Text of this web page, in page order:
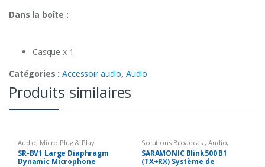
Dans la boîte :
Casque x 1
Catégories :Accessoir audio, Audio
Produits similaires
Audio, Micro Plug & Play
SR-BV1 Large Diaphragm
Dynamic Microphone
Solutions Broadcast,Audio,
Microphone sans fil
SARAMONIC Blink500 B1
(TX+RX) Système de